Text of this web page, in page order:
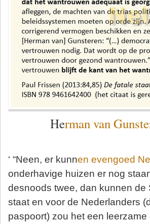
Herman van
‘ “Neen, er kunnen evengoed
onderhavige huizen er nog
desnoods twee, dan kunnen de
staat en voor de Nederlanders
paspoort) zou het een